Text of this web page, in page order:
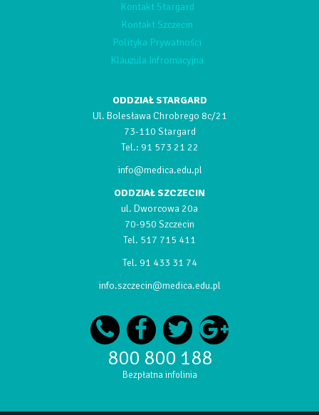
Kontakt Stargard
Kontakt Szczecin
Polityka Prywatności
Klauzula Infromacyjna
ODDZIAŁ STARGARD
Ul. Bolesława Chrobrego 8c/21
73-110 Stargard
Tel.: 91 573 21 22
info@medica.edu.pl
ODDZIAŁ SZCZECIN
ul. Dworcowa 20a
70-950 Szczecin
Tel. 517 715 411
Tel. 91 433 31 74
info.szczecin@medica.edu.pl
800 800 188
Bezpłatna infolinia